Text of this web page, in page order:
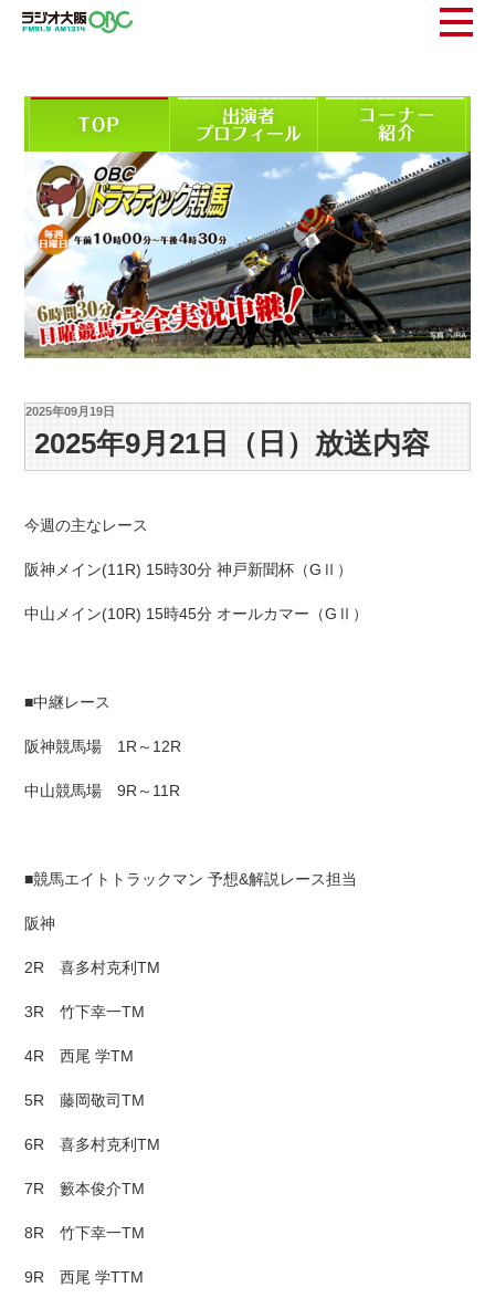
2025年09月19日
2025年9月21日（日）放送内容
今週の主なレース
阪神メイン(11R) 15時30分 神戸新聞杯（GⅡ）
中山メイン(10R) 15時45分 オールカマー（GⅡ）
■中継レース
阪神競馬場 1R～12R
中山競馬場 9R～11R
■競馬エイトトラックマン 予想&解説レース担当
阪神
2R 喜多村克利TM
3R 竹下幸一TM
4R 西尾 学TM
5R 藤岡敬司TM
6R 喜多村克利TM
7R 籔本俊介TM
8R 竹下幸一TM
9R 西尾 学TTM